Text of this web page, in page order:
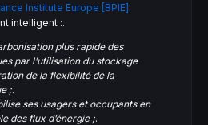
Institute Europe [BPIE]
intelligent :.
plus rapide des
par l’utilisation du stockage
de la flexibilité de la
;.
ses usagers et occupants en
des flux d’énergie ;.